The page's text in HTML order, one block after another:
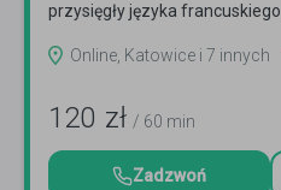
przysięgły języka francuskiego.
Online, Katowice i 7 innych
120 zł / 60 min
Zadzwoń